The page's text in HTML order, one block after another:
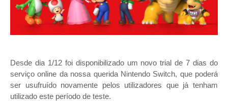
Desde dia 1/12 foi disponibilizado um novo trial de 7 dias do
serviço online da nossa querida Nintendo Switch, que poderá
ser usufruído novamente pelos utilizadores que já tenham
utilizado este período de teste.